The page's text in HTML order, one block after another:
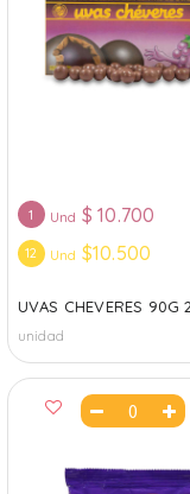
1 Und $ 10.700
12 Und $10.500
UVAS CHEVERES 90G
unidad